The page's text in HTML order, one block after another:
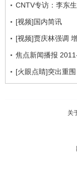
CNTV专访：李东
[视频]国内简讯
[视频]贾庆林强调
焦点新闻播报
[火眼点睛]突出重
关